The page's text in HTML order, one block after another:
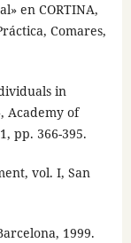
en CORTINA,
Comares,
in
Academy of
pp. 366-395.
vol. I, San
1999.